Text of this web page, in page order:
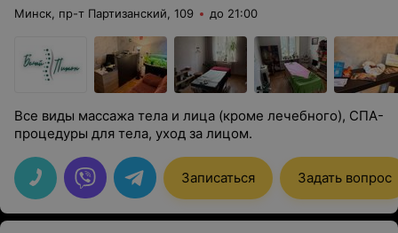
Минск, пр-т Партизанский, 109 до 21:00
Все виды массажа тела и лица (кроме лечебного), СПА-
процедуры для тела, уход за лицом.
Записаться Задать вопрос